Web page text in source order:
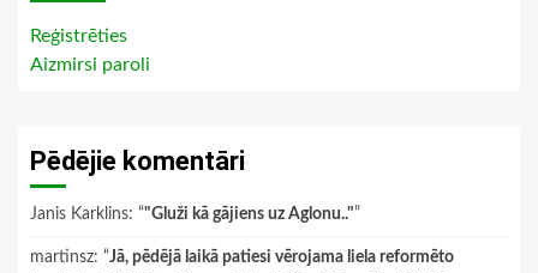
Reģistrēties
Aizmirsi paroli
Pēdējie komentāri
Janis Karklins: “"Gluži kā gājiens uz Aglonu.."”
martinsz: “Jā, pēdējā laikā patiesi vērojama liela reformēto